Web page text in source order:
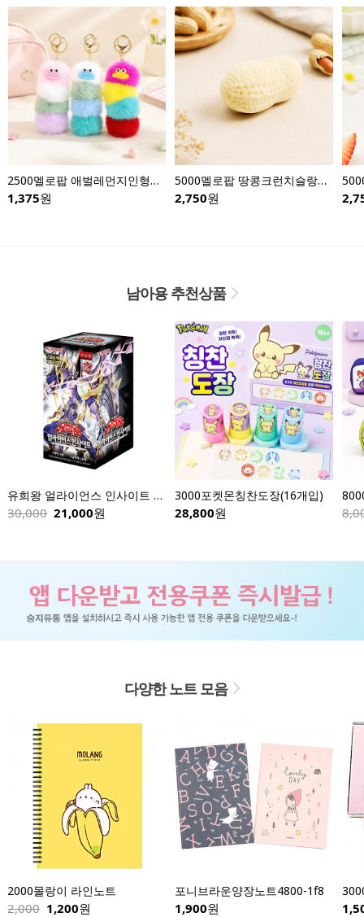
2500멜로팝 애벌레먼지인형키링-낱개
1,375원
5000멜로팝 땅콩크런치슬랑이-낱개
2,750원
남아용 추천상품
유희왕 얼라이언스 인사이트 스페셜팩-한글판
30,000 21,000원
3000포켓몬칭찬도장(16개입)
28,800원
다양한 노트 모음
2000몰랑이 라인노트
2,000 1,200원
포니브라운양장노트4800-1f8
1,900원